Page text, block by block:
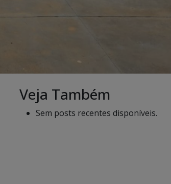
Veja Também
Sem posts recentes disponíveis.